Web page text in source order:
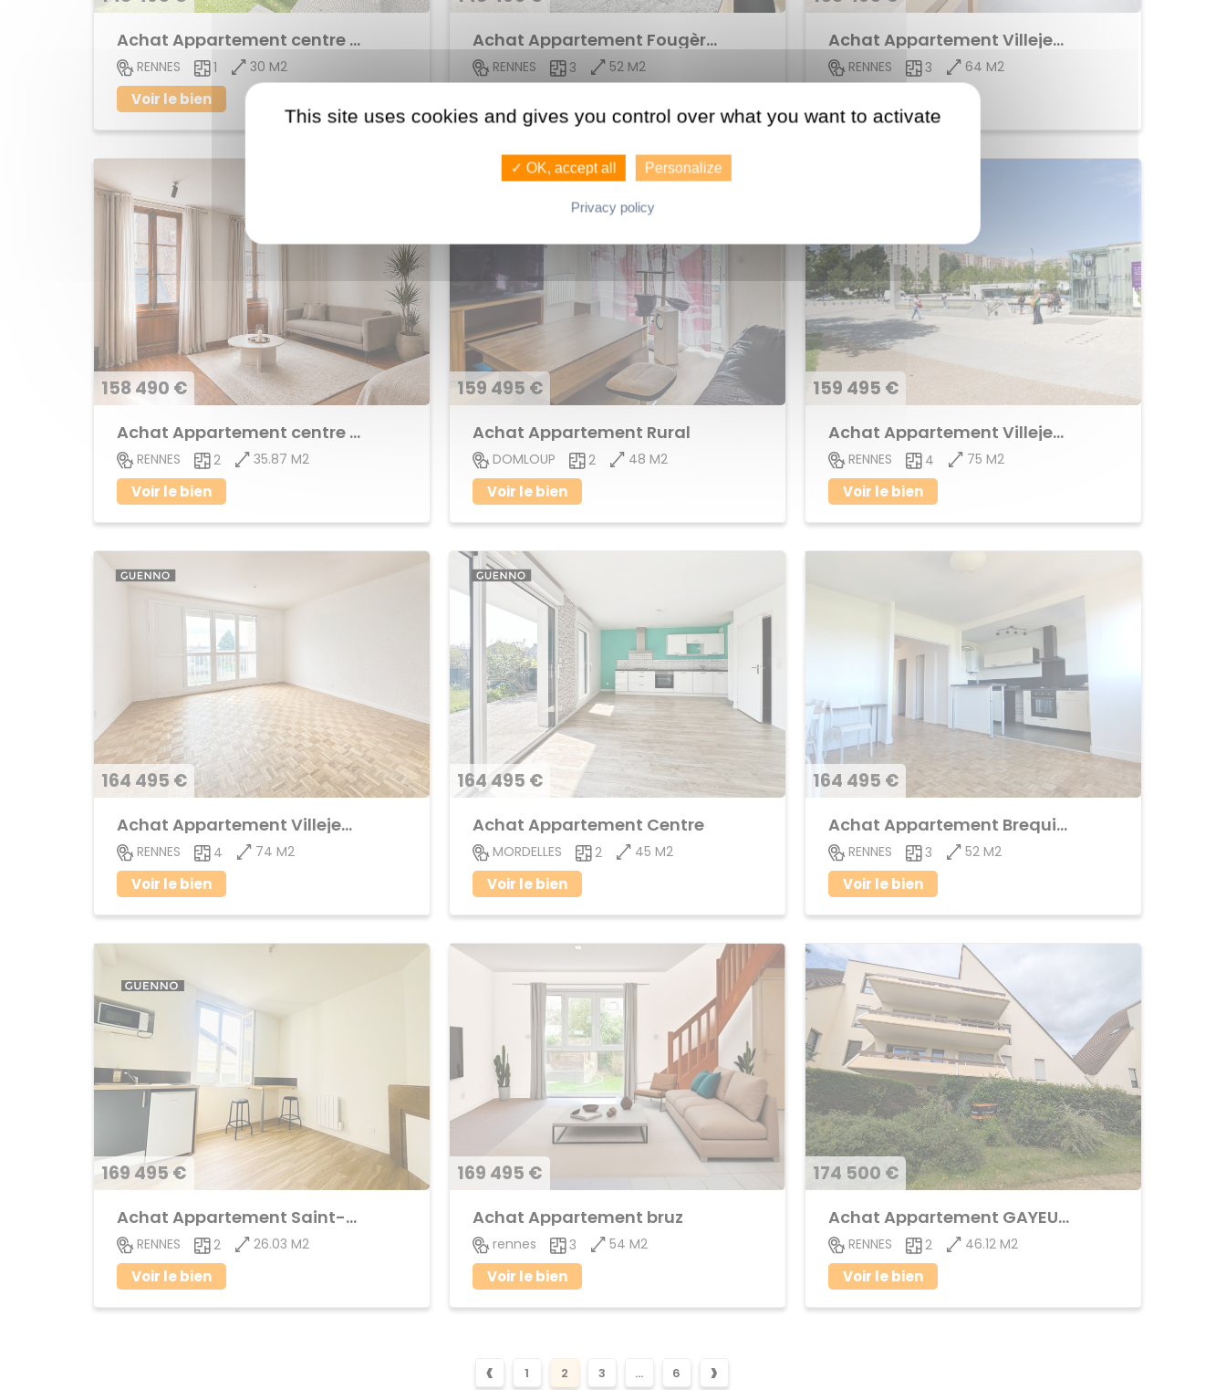
Achat Appartement centre ville
RENNES 1 30 M2
Voir le bien
Achat Appartement Fougères
RENNES 3 52 M2
Achat Appartement Villejean
RENNES 3 64 M2
158 490 €
Achat Appartement centre ville
RENNES 2 35.87 M2
Voir le bien
159 495 €
Achat Appartement Rural
DOMLOUP 2 48 M2
Voir le bien
159 495 €
Achat Appartement Villejean
RENNES 4 75 M2
Voir le bien
164 495 €
Achat Appartement Villejean
RENNES 4 74 M2
Voir le bien
164 495 €
Achat Appartement Centre
MORDELLES 2 45 M2
Voir le bien
164 495 €
Achat Appartement Brequigny
RENNES 3 52 M2
Voir le bien
169 495 €
Achat Appartement Saint-Helier
RENNES 2 26.03 M2
Voir le bien
169 495 €
Achat Appartement bruz
rennes 3 54 M2
Voir le bien
174 500 €
Achat Appartement GAYEULLES
RENNES 2 46.12 M2
Voir le bien
‹ 1 2 3 ... 6 ›
This site uses cookies and gives you control over what you want to activate
✓ OK, accept all Personalize
Privacy policy